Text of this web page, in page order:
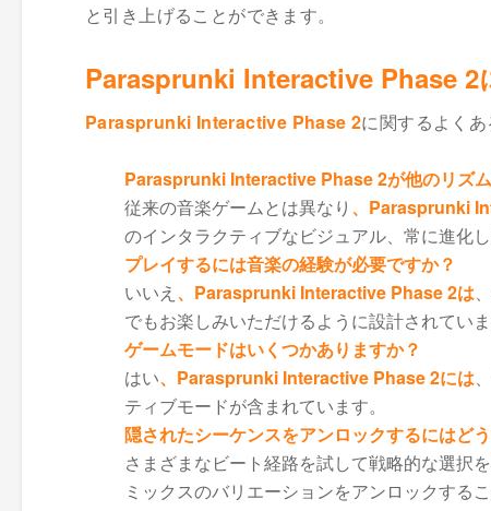
と引き上げることができます。
Parasprunki Interactive Phase 2
Parasprunki Interactive Phase 2に関するよくあ
Parasprunki Interactive Phase 2が他のリズ
従来の音楽ゲームとは異なり 、Parasprunki
のインタラクティブなビジュアル、常に進化
プレイするには音楽の経験が必要ですか？
いいえ 、Parasprunki Interactive Phase 2は
でもお楽しみいただけるように設計されてい
ゲームモードはいくつかありますか？
はい、Parasprunki Interactive Phase 2には
ティブモードが含まれています。
隠されたシーケンスをアンロックするにはど
さまざまなビート経路を試して戦略的な選択
ミックスのバリエーションをアンロックするこ